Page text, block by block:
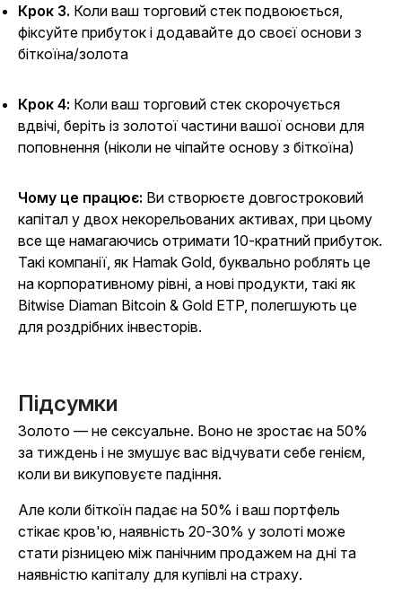
Крок 3. Коли ваш торговий стек подвоюється,
фіксуйте прибуток і додавайте до своєї основи з
біткоїна/золота
Крок 4: Коли ваш торговий стек скорочується
вдвічі, беріть із золотої частини вашої основи для
поповнення (ніколи не чіпайте основу з біткоїна)
Чому це працює: Ви створюєте довгостроковий
капітал у двох некорельованих активах, при цьому
все ще намагаючись отримати 10-кратний прибуток.
Такі компанії, як Hamak Gold, буквально роблять це
на корпоративному рівні, а нові продукти, такі як
Bitwise Diaman Bitcoin & Gold ETP, полегшують це
для роздрібних інвесторів.
Підсумки
Золото — не сексуальне. Воно не зростає на 50%
за тиждень і не змушує вас відчувати себе генієм,
коли ви викуповуєте падіння.
Але коли біткоїн падає на 50% і ваш портфель
стікає кров'ю, наявність 20-30% у золоті може
стати різницею між панічним продажем на дні та
наявністю капіталу для купівлі на страху.